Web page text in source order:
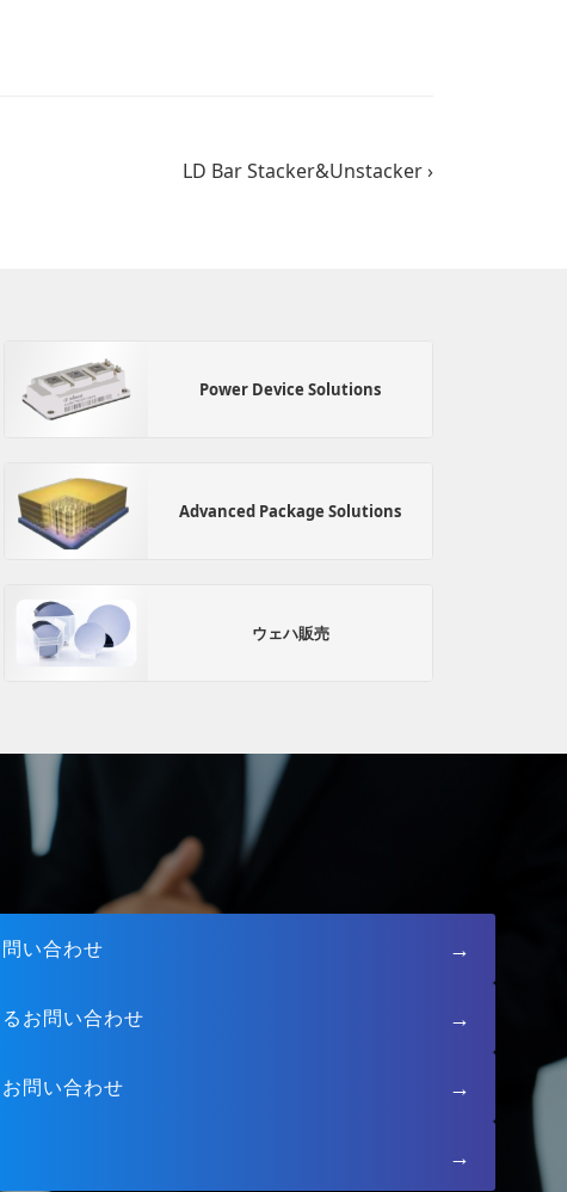
LD Bar Stacker&Unstacker ›
Power Device Solutions
Advanced Package Solutions
ウェハ販売
い合わせ →
お問い合わせ →
問い合わせ →
→